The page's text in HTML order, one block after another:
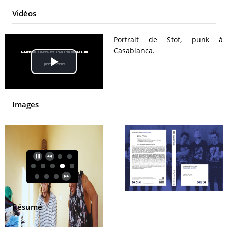
Vidéos
Play
Video
Portrait de Stof, punk à
Casablanca.
Images
Résumé